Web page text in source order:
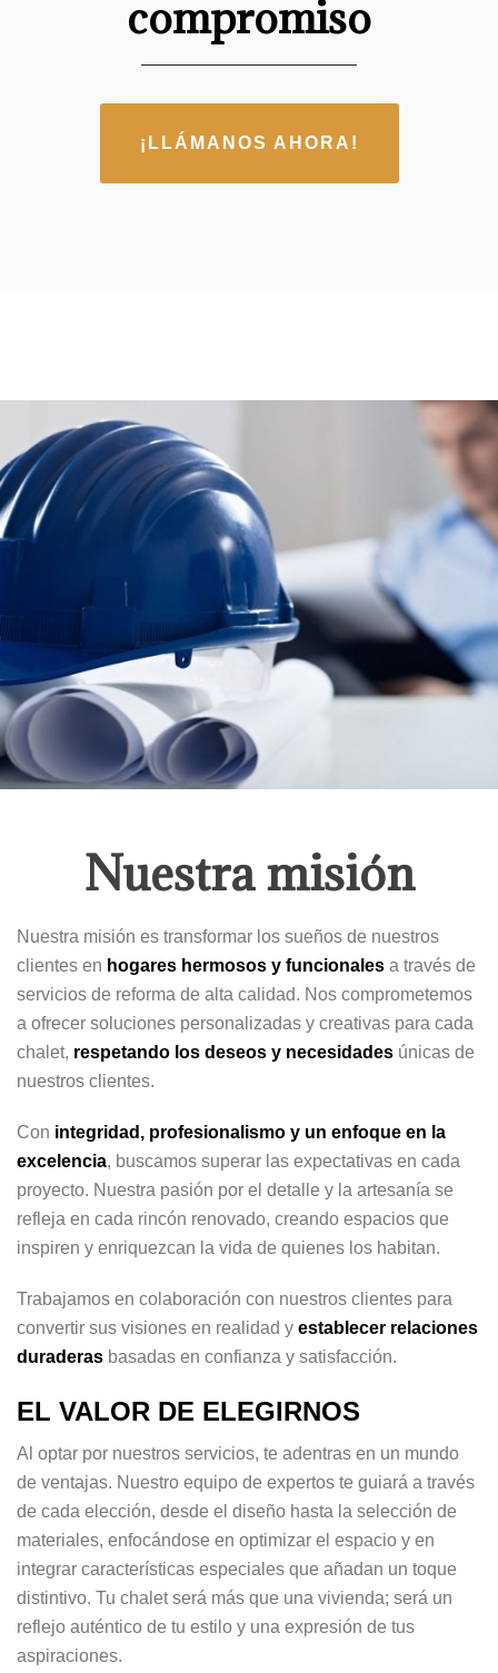
compromiso
¡LLÁMANOS AHORA!
Nuestra misión
Nuestra misión es transformar los sueños de nuestros
clientes en hogares hermosos y funcionales a través de
servicios de reforma de alta calidad. Nos comprometemos
a ofrecer soluciones personalizadas y creativas para cada
chalet, respetando los deseos y necesidades únicas de
nuestros clientes.
Con integridad, profesionalismo y un enfoque en la
excelencia, buscamos superar las expectativas en cada
proyecto. Nuestra pasión por el detalle y la artesanía se
refleja en cada rincón renovado, creando espacios que
inspiren y enriquezcan la vida de quienes los habitan.
Trabajamos en colaboración con nuestros clientes para
convertir sus visiones en realidad y establecer relaciones
duraderas basadas en confianza y satisfacción.
EL VALOR DE ELEGIRNOS
Al optar por nuestros servicios, te adentras en un mundo
de ventajas. Nuestro equipo de expertos te guiará a través
de cada elección, desde el diseño hasta la selección de
materiales, enfocándose en optimizar el espacio y en
integrar características especiales que añadan un toque
distintivo. Tu chalet será más que una vivienda; será un
reflejo auténtico de tu estilo y una expresión de tus
aspiraciones.